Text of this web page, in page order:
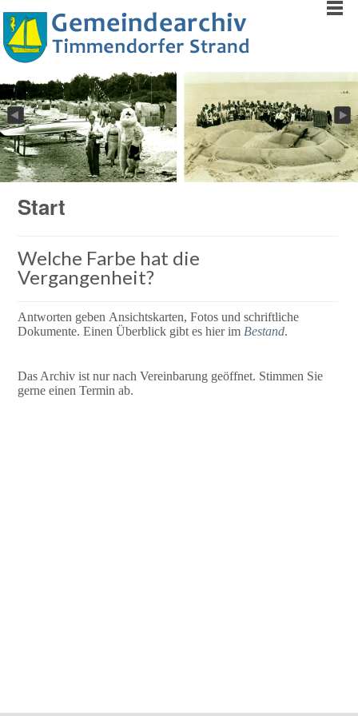
Start
Welche Farbe hat die
Vergangenheit?
Antworten geben Ansichtskarten, Fotos und schriftliche
Dokumente. Einen Überblick gibt es hier im Bestand.
Das Archiv ist nur nach Vereinbarung geöffnet. Stimmen Sie
gerne einen Termin ab.